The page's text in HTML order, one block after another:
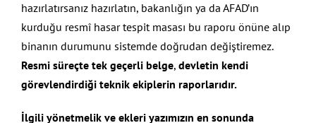
hazırlatırsanız hazırlatın, bakanlığın ya da AFAD’ın
kurduğu resmî hasar tespit masası bu raporu önüne alıp
binanın durumunu sistemde doğrudan değiştiremez.
Resmi süreçte tek geçerli belge, devletin kendi
görevlendirdiği teknik ekiplerin raporlarıdır.
İlgili yönetmelik ve ekleri yazımızın en sonunda